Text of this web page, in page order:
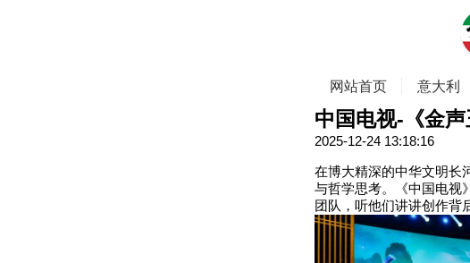
网站首页 意大利
中国电视-《金
2025-12-24 13:18:16
在博大精深的中华文明长
与哲学思考。《中国电
团队，听他们讲讲创作背